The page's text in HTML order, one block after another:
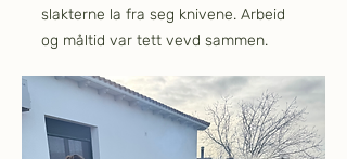
slakterne la fra seg knivene. Arbeid
og måltid var tett vevd sammen.